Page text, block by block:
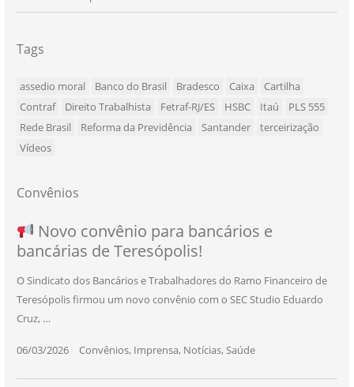
Tags
assedio moral Banco do Brasil Bradesco Caixa
Cartilha
Contraf
Direito Trabalhista Fetraf-RJ/ES HSBC Itaú
PLS 555
Rede Brasil
Reforma da Previdência Santander
terceirização
Vídeos
Convênios
SEU NOVO BENEFÍCIO CHEGOU
Novo convênio para bancários e
bancárias de Teresópolis!
O Sindicato dos Bancários e Trabalhadores do Ramo Financeiro de
Teresópolis firmou um novo convênio com o SEC Studio Eduardo
Cruz, …
06/03/2026| Convênios, Imprensa, Notícias,Saúde
NOVO CONVÊNIO PARA VOCÊ, BANCÁRIO
E BANCÁRIA!
25/11/2025| Convênios, Imprensa, Notícias,Saúde
Convênio com a Rede de Ensino Técnico e
Centro de Qualificação Técnica